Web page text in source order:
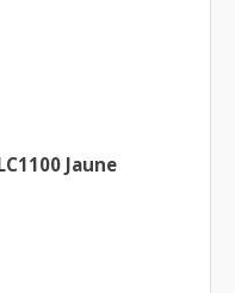
Jaune